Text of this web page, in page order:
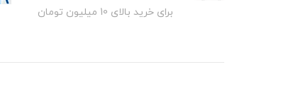
برای خرید بالای 10 میلیون تومان